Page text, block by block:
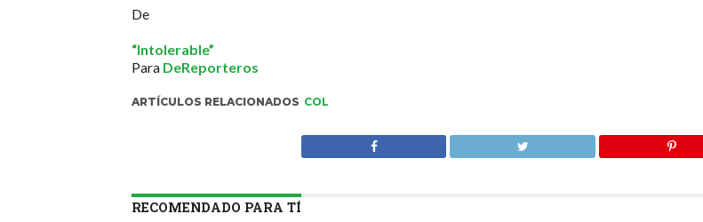
De
“Intolerable”
Para DeReporteros
ARTÍCULOS RELACIONADOS COL
RECOMENDADO PARA TÍ